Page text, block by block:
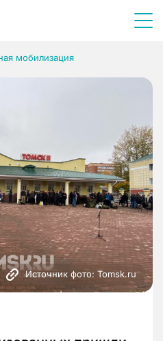
мобилизация
Источник фото: Tomsk.ru